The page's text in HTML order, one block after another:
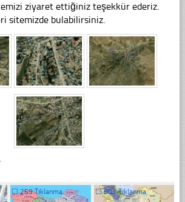
ziyaret ettiğiniz teşekkür ederiz.
sitemizde bulabilirsiniz.
☐259 Tıklanma ☐801 Tıklanma